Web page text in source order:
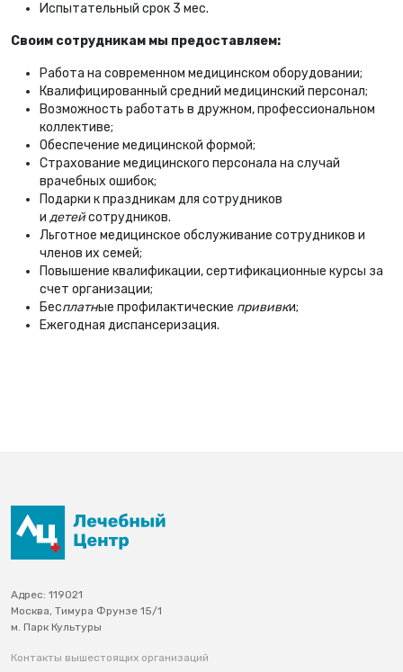
Испытательный срок 3 мес.
Своим сотрудникам мы предоставляем:
Работа на современном медицинском оборудовании;
Квалифицированный средний медицинский персонал;
Возможность работать в дружном, профессиональном
коллективе;
Обеспечение медицинской формой;
Страхование медицинского персонала на случай
врачебных ошибок;
Подарки к праздникам для сотрудников
и детейсотрудников.
Льготное медицинское обслуживание сотрудников и
членов их семей;
Повышение квалификации, сертификационные курсы за
счет организации;
Бесплатные профилактические прививки;
Ежегодная диспансеризация.
Адрес: 119021
Москва, Тимура Фрунзе 15/1
м. Парк Культуры
Контакты вышестоящих организаций